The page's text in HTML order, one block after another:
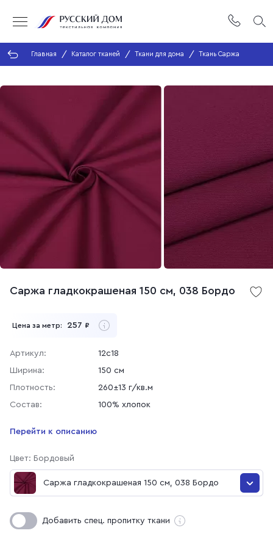
Главная Каталог тканей Ткани для дома Ткань Саржа
Саржа гладкокрашеная 150 см, 038 Бордо
Цена за метр: 257 ₽
Артикул:
12с18
Ширина:
150 см
Плотность:
260±13 г/кв.м
Состав:
100% хлопок
Перейти к описанию
Цвет: Бордовый
Саржа гладкокрашеная 150 см, 038 Бордо
Саржа гладкокрашеная 150 см, 038 Бордо
Добавить спец. пропитку ткани